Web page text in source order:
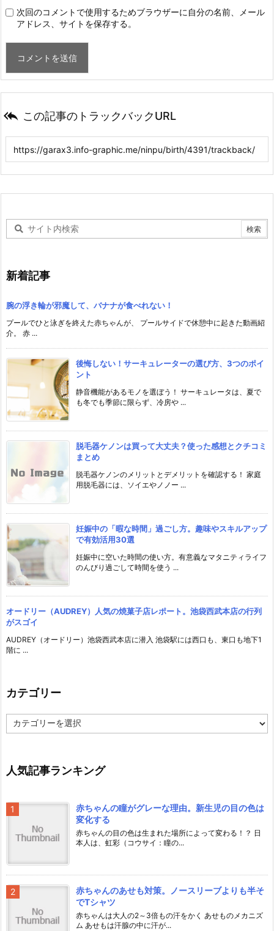
次回のコメントで使用するためブラウザーに自分の名前、メール
アドレス、サイトを保存する。
 この記事のトラックバックURL
新着記事
腕の浮き輪が邪魔して、バナナが食べれない！
プールでひと泳ぎを終えた赤ちゃんが、 プールサイドで休憩中に起きた動画紹
介。 赤 ...
後悔しない！サーキュレーターの選び方、3つのポイ
ント
静音機能があるモノを選ぼう！ サーキュレータは、夏で
も冬でも季節に限らず、冷房や ...
脱毛器ケノンは買って大丈夫？使った感想とクチコミ
まとめ
脱毛器ケノンのメリットとデメリットを確認する！ 家庭
用脱毛器には、ソイエやノノー ...
妊娠中の「暇な時間」過ごし方。趣味やスキルアップ
で有効活用30選
妊娠中に空いた時間の使い方。有意義なマタニティライフ
のんびり過ごして時間を使う ...
オードリー（AUDREY）人気の焼菓子店レポート。池袋西武本店の行列
がスゴイ
AUDREY（オードリー）池袋西武本店に潜入 池袋駅には西口も、東口も地下1
階に ...
カテゴリー
テ
ー
人気記事ランキング
赤ちゃんの瞳がグレーな理由。新生児の目の色は
変化する
赤ちゃんの目の色は生まれた場所によって変わる！？ 日
本人は、虹彩（コウサイ：瞳の...
赤ちゃんのあせも対策。ノースリーブよりも半そ
でTシャツ
赤ちゃんは大人の2～3倍もの汗をかく あせものメカニズ
ム あせもは汗腺の中に汗が...